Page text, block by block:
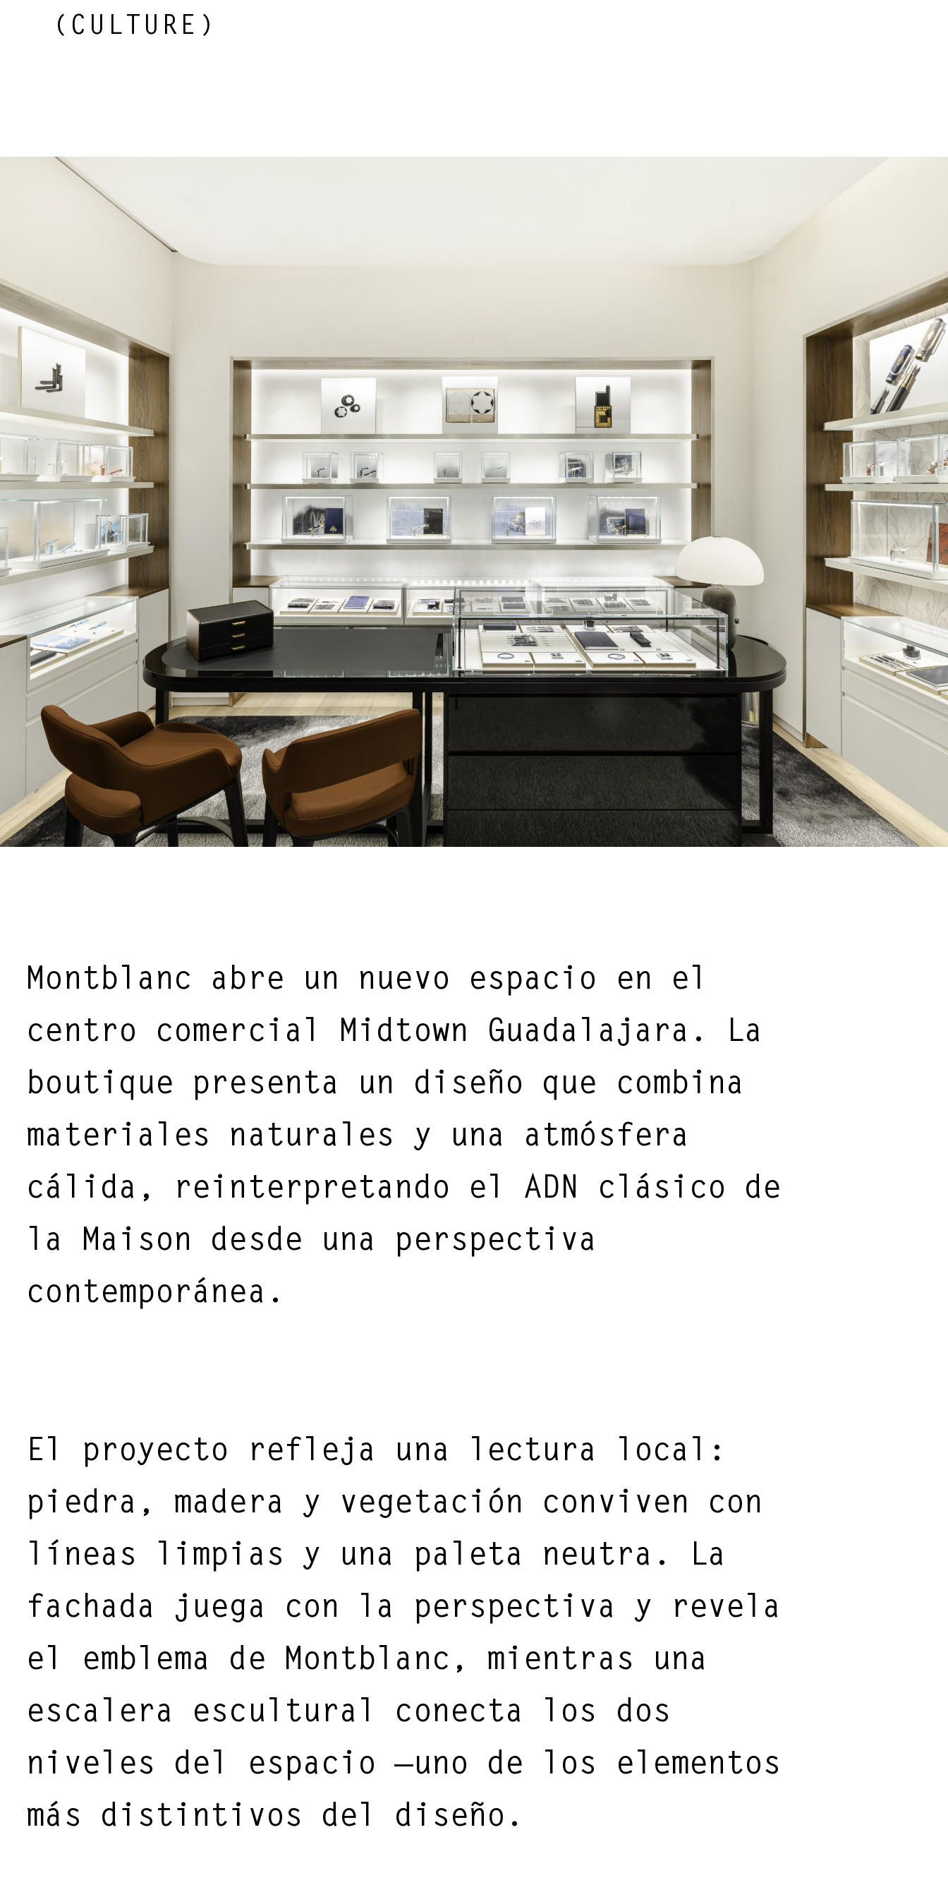
WELLNESS
Welcome to dna
SPRING / SUMMER 2026 IMPERFECTION: BEAUTY
Subscribe to our
newsletter
(CULTURE)
Montblanc abre un nuevo espacio en el
centro comercial Midtown Guadalajara. La
boutique presenta un diseño que combina
materiales naturales y una atmósfera
cálida, reinterpretando el ADN clásico de
la Maison desde una perspectiva
contemporánea.
El proyecto refleja una lectura local:
piedra, madera y vegetación conviven con
líneas limpias y una paleta neutra. La
fachada juega con la perspectiva y revela
el emblema de Montblanc, mientras una
escalera escultural conecta los dos
niveles del espacio —uno de los elementos
más distintivos del diseño.